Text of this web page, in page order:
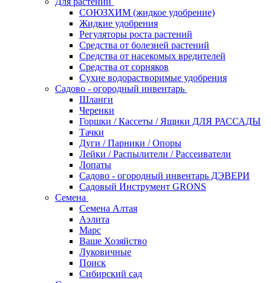
СОЮЗХИМ (жидкое удобрение)
Жидкие удобрения
Регуляторы роста растений
Средства от болезней растений
Средства от насекомых вредителей
Средства от сорняков
Сухие водорастворимые удобрения
Садово - огородный инвентарь
Шланги
Черенки
Горшки / Кассеты / Ящики ДЛЯ РАССАДЫ
Тачки
Дуги / Парники / Опоры
Лейки / Распылители / Рассеиватели
Лопаты
Садово - огородный инвентарь ДЭВЕРИ
Садовый Инструмент GRONS
Семена
Семена Алтая
Аэлита
Марс
Ваше Хозяйство
Луковичные
Поиск
Сибирский сад